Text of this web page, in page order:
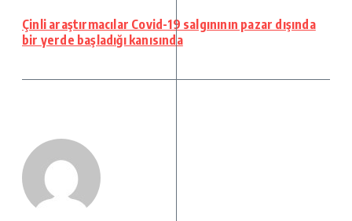
Çinli araştırmacılar Covid-19 salgınının pazar dışında
bir yerde başladığı kanısında